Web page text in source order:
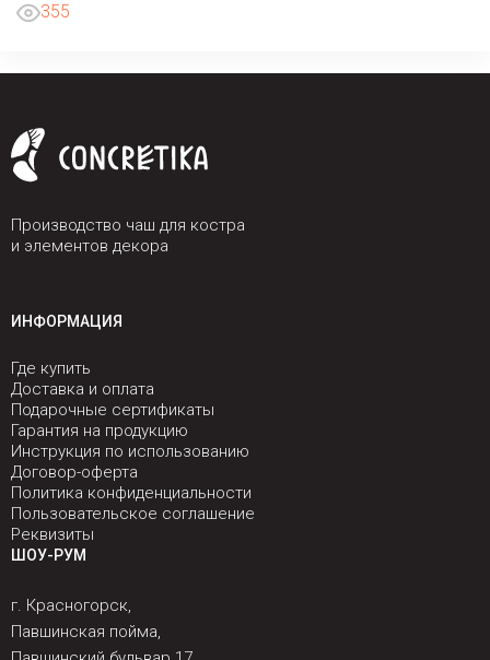
355
Производство чаш для костра
и элементов декора
ИНФОРМАЦИЯ
Где купить
Доставка и оплата
Подарочные сертификаты
Гарантия на продукцию
Инструкция по использованию
Договор-оферта
Политика конфиденциальности
Пользовательское соглашение
Реквизиты
ШОУ-РУМ
г. Красногорск,
Павшинская пойма,